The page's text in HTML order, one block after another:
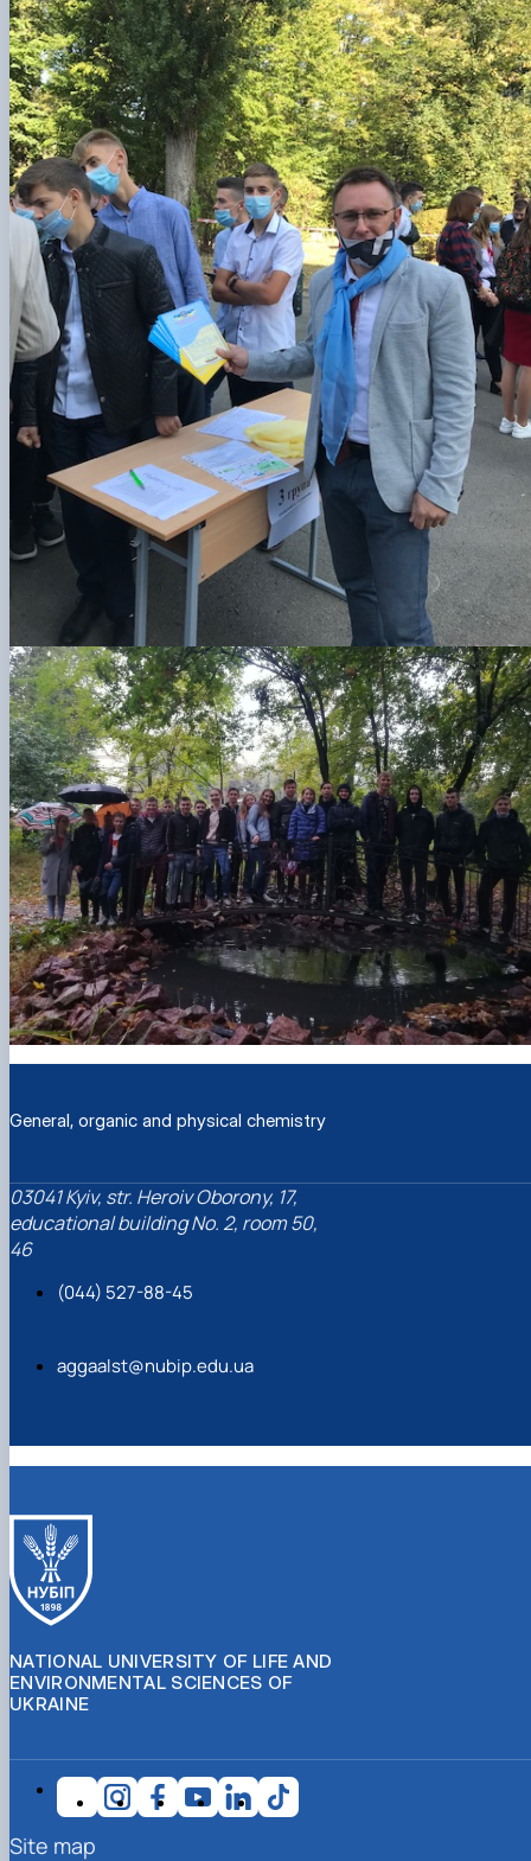
General, organic and physical chemistry
03041 Kyiv, str. Heroiv Oborony, 17,
educational building No. 2, room 50,
46
(044) 527-88-45
aggaalst@nubip.edu.ua
NATIONAL UNIVERSITY OF LIFE AND
ENVIRONMENTAL SCIENCES OF
UKRAINE
Site map